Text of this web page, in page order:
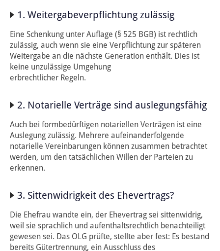
1. Weitergabeverpflichtung zulässig
Eine Schenkung unter Auflage (§ 525 BGB) ist rechtlich
zulässig, auch wenn sie eine Verpflichtung zur späteren
Weitergabe an die nächste Generation enthält. Dies ist
keine unzulässige Umgehung
erbrechtlicher Regeln.
2. Notarielle Verträge sind auslegungsfähig
Auch bei formbedürftigen notariellen Verträgen ist eine
Auslegung zulässig. Mehrere aufeinanderfolgende
notarielle Vereinbarungen können zusammen betrachtet
werden, um den tatsächlichen Willen der Parteien zu
erkennen.
3. Sittenwidrigkeit des Ehevertrags?
Die Ehefrau wandte ein, der Ehevertrag sei sittenwidrig,
weil sie sprachlich und aufenthaltsrechtlich benachteiligt
gewesen sei. Das OLG prüfte, stellte aber fest: Es bestand
bereits Gütertrennung, ein Ausschluss des